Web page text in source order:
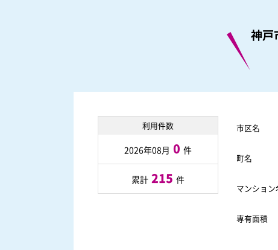
神戸
利用件数
2026年08月 0 件
累計 215 件
市区名
町名
マンション
専有面積